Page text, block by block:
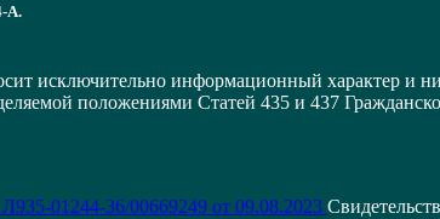
А.
исключительно информационный характер и
положениями Статей 435 и 437
01244-36/00669249 от 09.08.2023